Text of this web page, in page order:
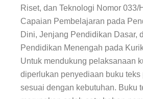
Riset, dan Teknologi Nomor 033/
Capaian Pembelajaran pada
Dini, Jenjang Pendidikan Dasar,
Pendidikan Menengah pada
Untuk mendukung pelaksanaan
diperlukan penyediaan buku teks
sesuai dengan kebutuhan. Buku